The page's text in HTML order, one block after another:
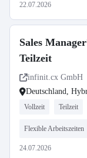
22.07.2026
Sales
Teilzeit
infinit.cx GmbH
Deutschland,
Vollzeit Teilzeit
Flexible Arbeitszeiten
24.07.2026